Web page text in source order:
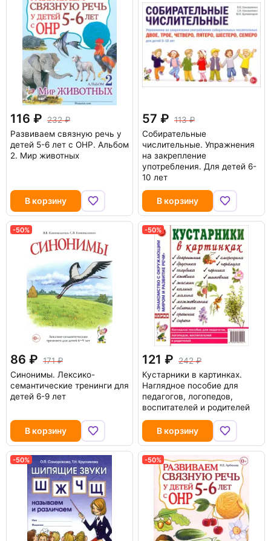
116
232
Развиваем связную речь у
детей 5-6 лет с ОНР. Альбом
2. Мир животных
В корзину
57
113
Собирательные
числительные. Упражнения
на закрепление
употребления. Для детей 6-
10 лет
В корзину
-50%
86
171
Синонимы. Лексико-
семантические тренинги для
детей 6-9 лет
В корзину
-50%
121
242
Кустарники в картинках.
Наглядное пособие для
педагогов, логопедов,
воспитателей и родителей
В корзину
-50% -50%